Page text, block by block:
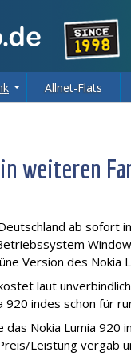
Allnet-Flats
weiteren
ab sofort
Version des
laut
920 indes schon für
das Nokia Lumia 920
Leistung vergab